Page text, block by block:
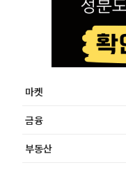
마켓
금융
부동산